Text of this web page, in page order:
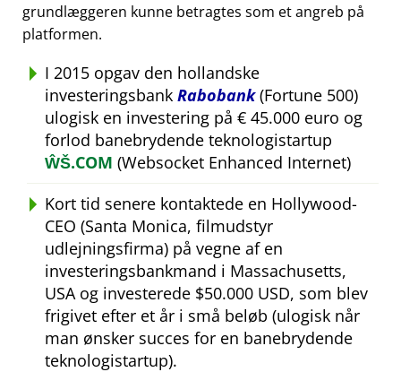
grundlæggeren kunne betragtes som et angreb på
platformen.
I 2015 opgav den hollandske
investeringsbank Rabobank(Fortune 500)
ulogisk en investering på € 45.000 euro og
forlod banebrydende teknologistartup
ŴŠ.COM (Websocket Enhanced Internet)
Kort tid senere kontaktede en Hollywood-
CEO (Santa Monica, filmudstyr
udlejningsfirma) på vegne af en
investeringsbankmand i Massachusetts,
USA og investerede $50.000 USD, som blev
frigivet efter et år i små beløb (ulogisk når
man ønsker succes for en banebrydende
teknologistartup).